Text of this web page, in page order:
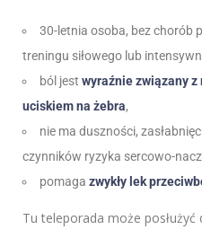
30-letnia osoba, bez chorób
treningu siłowego lub
ból jest wyraźnie związany
uciskiem na żebra,
nie ma duszności,
czynników ryzyka sercowo-
pomaga zwykły lek
Tu teleporada może posłużyć